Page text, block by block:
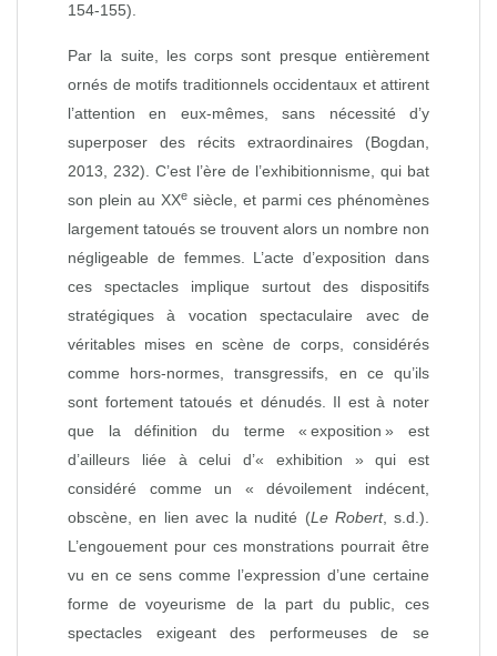
154‑155).
Par la suite, les corps sont presque entièrement
ornés de motifs traditionnels occidentaux et attirent
l’attention en eux‑mêmes, sans nécessité d’y
superposer des récits extraordinaires (Bogdan,
2013, 232). C’est l’ère de l’exhibitionnisme, qui bat
son plein au XXe siècle, et parmi ces phénomènes
largement tatoués se trouvent alors un nombre non
négligeable de femmes. L’acte d’exposition dans
ces spectacles implique surtout des dispositifs
stratégiques à vocation spectaculaire avec de
véritables mises en scène de corps, considérés
comme hors‑normes, transgressifs, en ce qu’ils
sont fortement tatoués et dénudés. Il est à noter
que la définition du terme « exposition » est
d’ailleurs liée à celui d’« exhibition » qui est
considéré comme un « dévoilement indécent,
obscène, en lien avec la nudité (Le Robert, s.d.).
L’engouement pour ces monstrations pourrait être
vu en ce sens comme l’expression d’une certaine
forme de voyeurisme de la part du public, ces
spectacles exigeant des performeuses de se